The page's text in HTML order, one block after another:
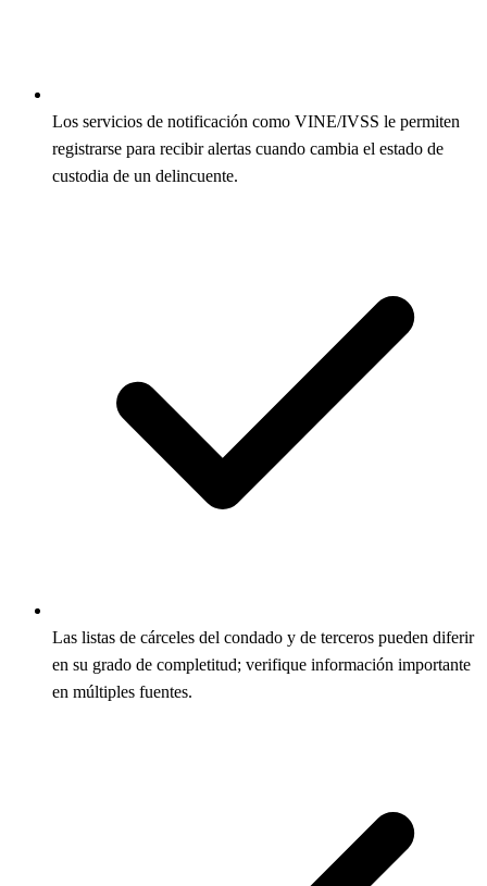
Los servicios de notificación como VINE/IVSS le permiten
registrarse para recibir alertas cuando cambia el estado de
custodia de un delincuente.
Las listas de cárceles del condado y de terceros pueden diferir
en su grado de completitud; verifique información importante
en múltiples fuentes.